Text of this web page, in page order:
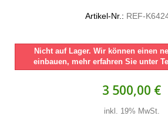
Artikel-Nr.: REF-
Nicht auf Lager. Wir können einen
einbauen, mehr erfahren Sie unter
3 500,00 €
inkl. 19% MwSt.